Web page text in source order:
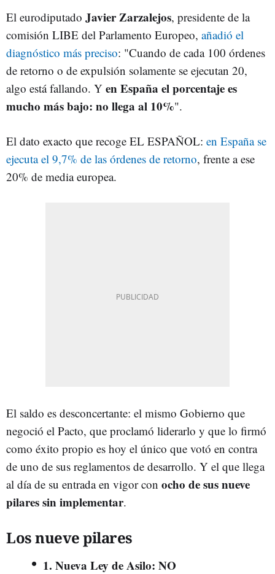
El eurodiputado Javier Zarzalejos, presidente de la
comisión LIBE del Parlamento Europeo, añadió el
diagnóstico más preciso: "Cuando de cada 100 órdenes
de retorno o de expulsión solamente se ejecutan 20,
algo está fallando. Y en España el porcentaje es
mucho más bajo: no llega al 10%".
El dato exacto que recoge EL ESPAÑOL: en España se
ejecuta el 9,7% de las órdenes de retorno, frente a ese
20% de media europea.
El saldo es desconcertante: el mismo Gobierno que
negoció el Pacto, que proclamó liderarlo y que lo firmó
como éxito propio es hoy el único que votó en contra
de uno de sus reglamentos de desarrollo. Y el que llega
al día de su entrada en vigor con ocho de sus nueve
pilares sin implementar.
Los nueve pilares
1. Nueva Ley de Asilo: NO